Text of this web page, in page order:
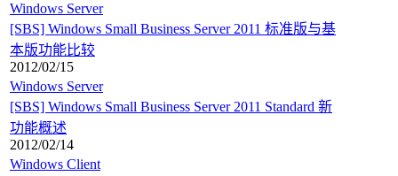
Windows Server
[SBS] Windows Small Business Server 2011 标准版与基
本版功能比较
2012/02/15
Windows Server
[SBS] Windows Small Business Server 2011 Standard 新
功能概述
2012/02/14
Windows Client